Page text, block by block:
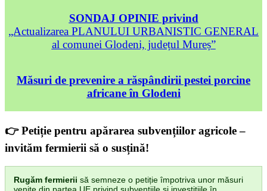
SONDAJ OPINIE privind
„Actualizarea PLANULUI URBANISTIC GENERAL
al comunei Glodeni, județul Mureș”
Măsuri de prevenire a răspândirii pestei porcine
africane în Glodeni
👉 Petiție pentru apărarea subvențiilor agricole –
invităm fermierii să o susțină!
Rugăm fermierii să semneze o petiție împotriva unor măsuri
venite din partea UE privind subvențiile și investițiile în